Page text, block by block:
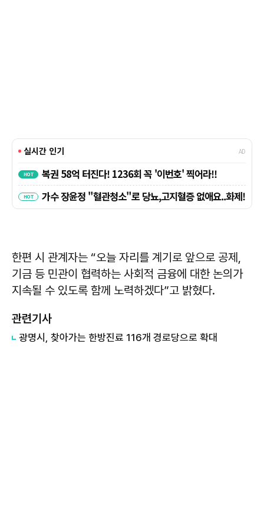
한편 시 관계자는 “오늘 자리를 계기로 앞으로 공제,
기금 등 민관이 협력하는 사회적 금융에 대한 논의가
지속될 수 있도록 함께 노력하겠다”고 밝혔다.
관련기사
광명시, 찾아가는 한방진료 116개 경로당으로 확대